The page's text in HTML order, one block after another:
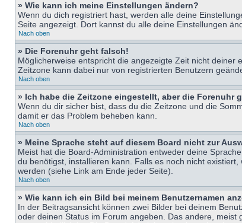
» Wie kann ich meine Einstellungen ändern?
Wenn du dich registriert hast, werden alle deine
Seite angezeigt. Dort kannst du alle deine Einstellungen
Nach oben
» Die Forenuhr geht falsch!
Möglicherweise entspricht die angezeigte Zeit nicht deiner
Zeitzone kann dabei nur von registrierten Benutzern
Nach oben
» Ich habe die Zeitzone eingestellt, aber die Forenuhr
Wenn du dir sicher bist, dass du die Zeitzone und die
damit er das Problem beheben kann.
Nach oben
» Meine Sprache steht auf diesem Board nicht zur
Meist hat die Board-Administration entweder deine
du benötigst, installieren kann. Falls es noch nicht
werden (siehe Link am Ende jeder Seite).
Nach oben
» Wie kann ich ein Bild bei meinem Benutzernamen
In der Beitragsansicht können zwei Bilder bei deinem
oder deinen Status im Forum angeben. Das andere, meist